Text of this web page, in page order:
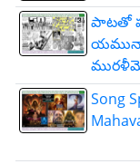
పాటతో
Song